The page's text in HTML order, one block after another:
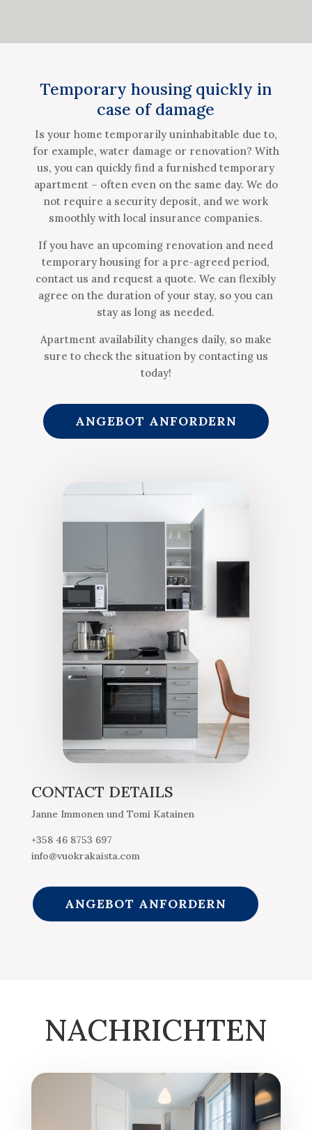
Temporary housing quickly in
case of damage
Is your home temporarily uninhabitable due to,
for example, water damage or renovation? With
us, you can quickly find a furnished temporary
apartment – often even on the same day. We do
not require a security deposit, and we work
smoothly with local insurance companies.
If you have an upcoming renovation and need
temporary housing for a pre-agreed period,
contact us and request a quote. We can flexibly
agree on the duration of your stay, so you can
stay as long as needed.
Apartment availability changes daily, so make
sure to check the situation by contacting us
today!
ANGEBOT ANFORDERN
CONTACT DETAILS
Janne Immonen und Tomi Katainen
+358 46 8753 697
info@vuokrakaista.com
ANGEBOT ANFORDERN
NACHRICHTEN